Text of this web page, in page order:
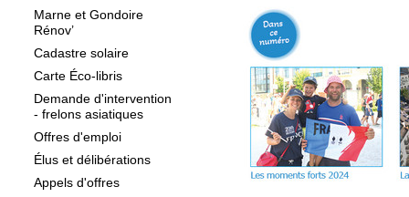
Marne et Gondoire
Rénov’
Cadastre solaire
Carte Éco-libris
Demande d'intervention
- frelons asiatiques
Offres d'emploi
Élus et délibérations
Appels d'offres